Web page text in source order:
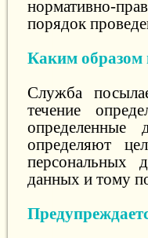
нормативно-
порядок
Каким образом
Служба
течение
определенные
определяют
персональных
данных и тому